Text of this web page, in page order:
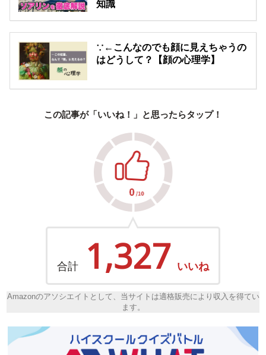
知識
∵←こんなのでも顔に見えちゃうの
はどうして？【顔の心理学】
この記事が「いいね！」と思ったらタップ！
合計 1,327 いいね
Amazonのアソシエイトとして、当サイトは適格販売により収入を得てい
ます。